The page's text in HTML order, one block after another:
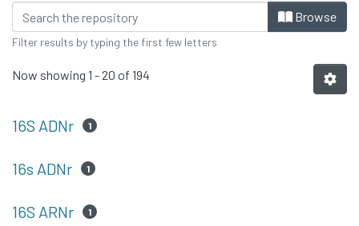
Browsing Tesis by Subject Browse
Filter results by typing the first few letters
Now showing 1 - 20 of 194
16S ADNr 1
16s ADNr 1
16S ARNr 1